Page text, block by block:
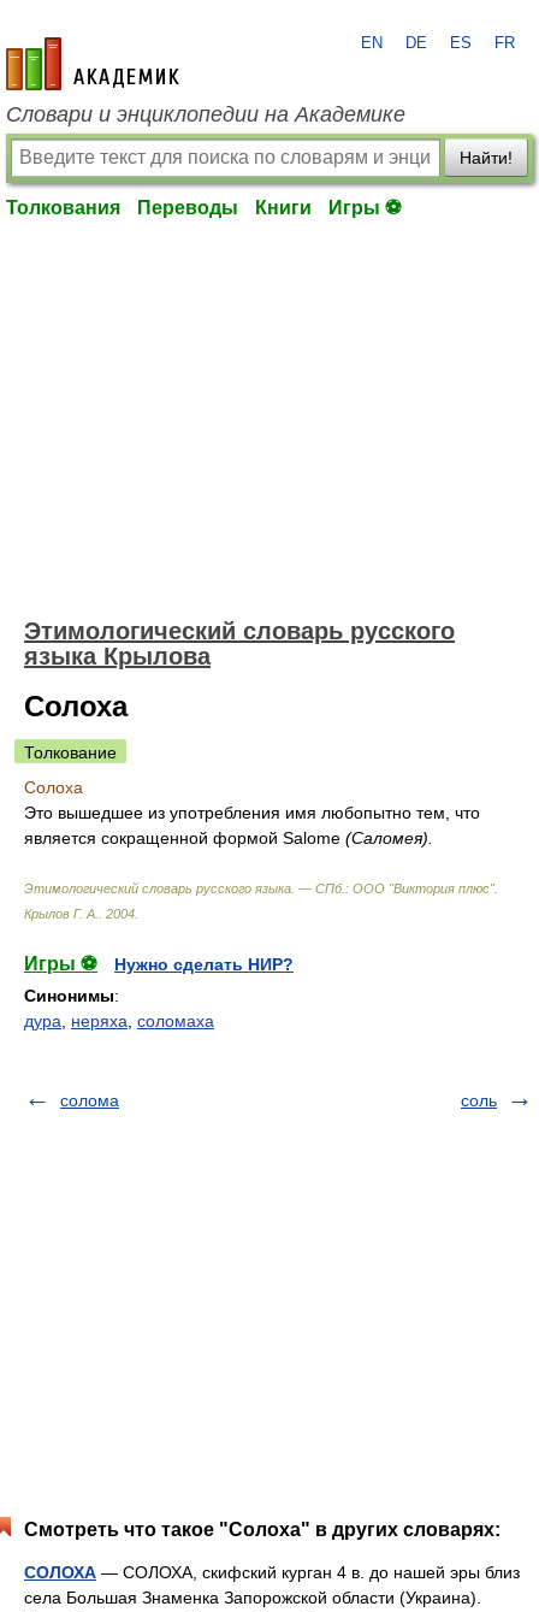
academic.ru
EN DE ES FR
Словари и энциклопедии на Академике
Найти!
Толкования Переводы Книги Игры ⚽
Этимологический словарь русского
языка Крылова
Солоха
Толкование
Солоха
Это вышедшее из употребления имя любопытно тем, что
является сокращенной формой Salome (Саломея).
Этимологический словарь русского языка. — СПб.: ООО "Виктория плюс".
Крылов Г. А.
2004
Игры ⚽
Нужно сделать НИР?
Синонимы:
дура
неряха соломаха
солома соль
Смотреть что такое "Солоха" в других словарях:
СОЛОХА — СОЛОХА, скифский курган 4 в. до нашей эры близ
села Большая Знаменка Запорожской области (Украина).